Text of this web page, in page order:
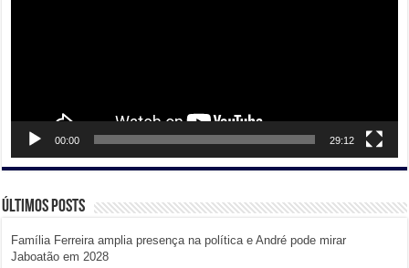
00:00 29:12
Últimos posts
Família Ferreira amplia presença na política e André pode mirar
Jaboatão em 2028